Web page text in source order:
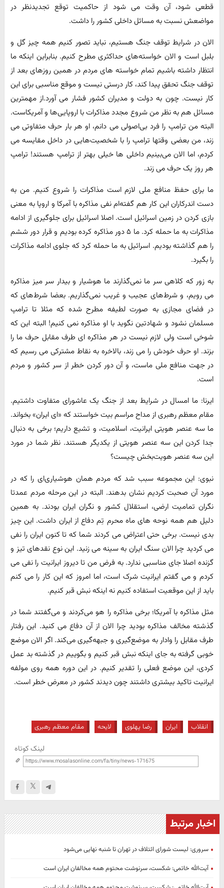
قطعی شود، آن وقت می شود از حاکمیت توقع تجدیدنظر در
مواضعش نسبت به مسائل داخلی کشور را داشت.
الان در شرایط توقف جنگ هستیم، نباید تصور کنیم همه چیز گل و
بلبل است و الان خواسته‌های حداکثری مطرح کنیم. بنابراین اینکه ما
انتظار داشته باشیم تمام خواسته های مردم در همین روزهای بعد از
توقف جنگ تحقق پیدا کند، کار درستی نیست و موقع مناسبی برای این
کار نیست. چون به دولت و مدیران کشور فشار می آورد.از مهمترین
مسائل هم به نظر من شروع مجدد مذاکرات با اروپایی‌ها و آمریکاست.
البته من ترامپ را فرد بی‌اصولی می دانم، او هر بار حرف متفاوتی می
زند، من بعضی وقتها ترامپ را با شخصیت‌هایی در داخل مقایسه می
کردم، اما الان می‌بینیم داخلی ها خیلی بهتر از ترامپ هستند! ترامپ
هر روز یک حرف می زند.
ما برای حفظ منافع ملی لازم است مذاکرات را شروع کنیم. من به
دست اندرکاران این کار هم گفته‌ام نفی مذاکره با آمرکا و اروپا به معنی
بازی کردن در زمین اسرائیل است. اصلا اسرائیل برای جلوگیری از ادامه
مذاکرات به ما حمله کرد. ما ۵ دور مذاکره کرده بودیم و قرار دور ششم
را هم گذاشته بودیم. اسرائیل به ما حمله کرد که جلوی ادامه مذاکرات
را بگیرد.
به زور که کلاهی سر ما نمی‌گذارند ما هوشیار و بیدار سر میز مذاکره
می رویم، و شرط‌های عجیب و غریب نمی‌گذاریم. بعضا شرط‌های که
در فضای مجازی به صورت لطیفه مطرح شده که مثلا تا ترامپ
مسلمان نشود و شهادتین نگوید با او مذاکره نمی کنیم! البته این که
شوخی است ولی لازم نیست در هر مذاکره ای طرف مقابل حرف ما را
بزند. او حرف خودش را می زند، بالاخره به نقاط مشترکی می رسیم که
در جهت منافع ملی ماست، و آن دور کردن خطر از سر کشور و مردم
است.
ایرنا: ما امسال در شرایط بعد از جنگ یک عاشورای متفاوت داشتیم.
مقام معظم رهبری از مداح مراسم بیت خواستند که «ای ایران» بخواند.
ما سه عنصر هویتی ایرانیت، اسلامیت، و تشیع داریم؛ برخی به دنبال
جدا کردن این سه عنصر هویتی از یکدیگر هستند. نظر شما در مورد
این سه عنصر هویت‌بخش چیست؟
نبوی: این مجموعه سبب شد که مردم همان هوشیاری‌ای را که در
مورد آن صحبت کردیم نشان بدهند. البته در این مرحله مردم عمدتا
نگران تمامیت ارضی، استقلال کشور و نگران ایران بودند. به همین
دلیل هم همه نوحه های ماه محرم تِم دفاع از ایران داشت. این چیز
بدی نیست. برخی حتی اعتراض می کردند شما که تا کنون ایران را نفی
می کردید چرا الان سنگ ایران به سینه می زنید. این نوع نقدهای تیز و
گزنده اصلا جای مناسبی ندارد. به فرض من تا دیروز ایرانیت را نفی می
کردم و می گفتم ایرانیت شرک است، اما امروز که این کار را می کنم
باید از این موقعیت استفاده کنیم نه اینکه نبش قبر کنیم.
مثل مذاکره با آمریکا؛ برخی مذاکره را هو می‌کردند و می‌گفتند شما در
گذشته مخالف مذاکره بودید چرا الان از آن دفاع می کنید. این رفتار
طرف مقابل را وادار به موضع‌گیری و جبهه‌گیری می‌کند. اگر الان موضع
خوبی گرفته به جای اینکه نبش قبر کنیم و بگوییم در گذشته بد عمل
کردی، این موضع فعلی را تقدیر کنیم. در این دوره همه روی مولفه
ایرانیت تاکید بیشتری داشتند چون دیدند کشور در معرض خطر است.
انقلاب ایران رضا پهلوی لایحه مقام معظم رهبری
لینک کوتاه
اخبار مرتبط
سروری: لیست شورای ائتلاف در تهران تا شنبه نهایی می‌شود
آیت‌الله خاتمی: شکست، سرنوشت محتوم همه مخالفان ایران است